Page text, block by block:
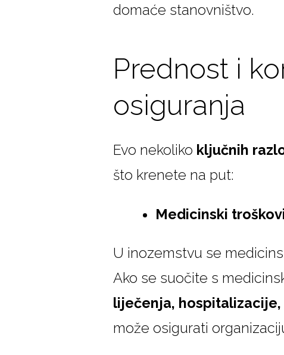
domaće stanovništvo.
Prednost i
osiguranja
Evo nekoliko ključnih
što krenete na put:
Medicinski
U inozemstvu se
Ako se suočite s
liječenja,
može osigurati